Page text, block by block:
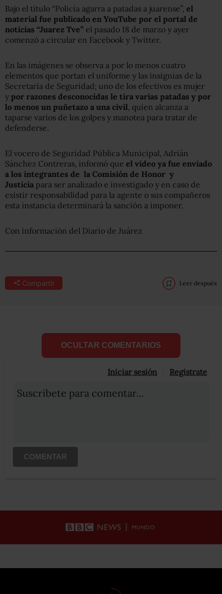
Bajo el título “Policía agarra a patadas a juarense”, el
material fue publicado en YouTube por el portal de
noticias “Juarez Tve” el pasado 18 de marzo y ayer
comenzó a circular en Facebook y Twitter.
En las imágenes se observa a por lo menos cuatro
elementos que portan el uniforme y las insignias de la
Secretaría de Seguridad; uno de los efectivos es mujer
y por razones desconocidas le tira varias patadas y por
lo menos un puñetazo a una civil , quien alcanza a
taparse varios de los golpes y manotea para tratar de
defenderse.
El vocero de Seguridad Pública Municipal, Adrián
Sánchez Contreras, informó que el video ya fue enviado
a los integrantes de la Comisión de Honor y
Justicia para ser analizado e investigado y en caso de
existir responsabilidad para la agente o sus compañeros
esta instancia determinará la sanción a imponer.
Con información del Diario de Juárez
Compartir Leer después
OCULTAR COMENTARIOS
Iniciar sesión Registrate
Suscribete para comentar...
COMENTAR